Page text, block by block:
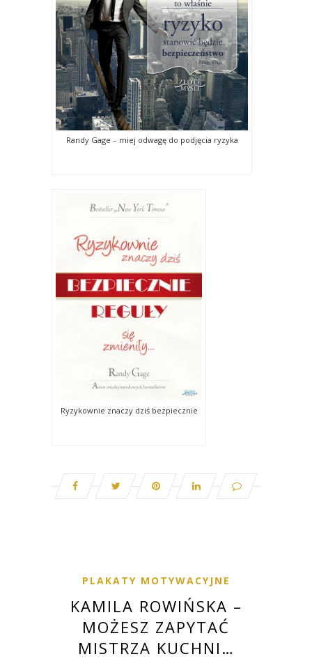
Randy Gage – miej odwagę do podjęcia ryzyka
Ryzykownie znaczy dziś bezpiecznie
PLAKATY MOTYWACYJNE
KAMILA ROWIŃSKA –
MOŻESZ ZAPYTAĆ
MISTRZA KUCHNI…